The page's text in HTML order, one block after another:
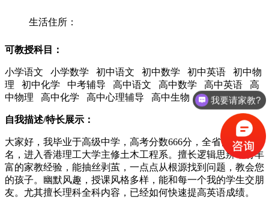
生活住所：
可教授科目：
小学语文 小学数学 初中语文 初中数学 初中英语 初中物
理 初中化学 中考辅导 高中语文 高中数学 高中英语 高
中物理 高中化学 高中心理辅导 高中生物 新概念英语
自我描述/特长展示：
大家好，我毕业于高级中学，高考分数666分，全省前2000
名，进入香港理工大学主修土木工程系。擅长逻辑思辨，有丰
富的家教经验，能抽丝剥茧，一点点从根源找到问题，教会您
的孩子。幽默风趣，授课风格多样，能和每一个我的学生交朋
友。尤其擅长理科全科内容，已经如何快速提高英语成绩。
我要请家教?